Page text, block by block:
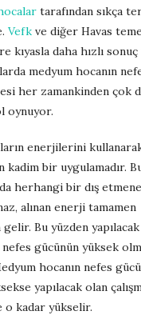
tarafından sıkça
Vefk ve diğer Havas
kıyasla daha hızlı
medyum hocanın
her zamankinden çok
oynuyor.
enerjilerini
kadim bir uygulamadır.
herhangi bir dış etmene
alınan enerji tamamen
gelir. Bu yüzden
nefes gücünün yüksek
hocanın nefes
yapılacak olan
o kadar yükselir.